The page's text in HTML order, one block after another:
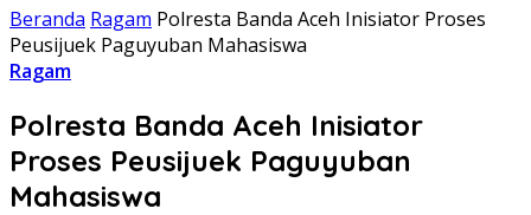
Beranda Ragam Polresta Banda Aceh Inisiator Proses
Peusijuek Paguyuban Mahasiswa
Ragam
Polresta Banda Aceh Inisiator
Proses Peusijuek Paguyuban
Mahasiswa